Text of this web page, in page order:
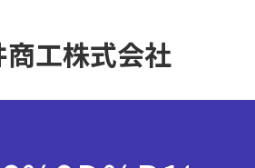
商工株式会社